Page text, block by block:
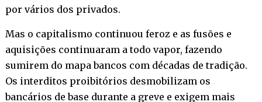
por vários dos privados.
Mas o capitalismo continuou feroz e as fusões e
aquisições continuaram a todo vapor, fazendo
sumirem do mapa bancos com décadas de tradição.
Os interditos proibitórios desmobilizam os
bancários de base durante a greve e exigem mais